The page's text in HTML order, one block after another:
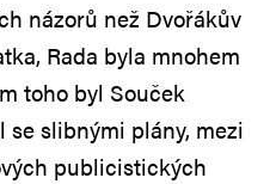
názorů než Dvořákův
Rada byla mnohem
toho byl Souček
se slibnými plány, mezi
publicistických